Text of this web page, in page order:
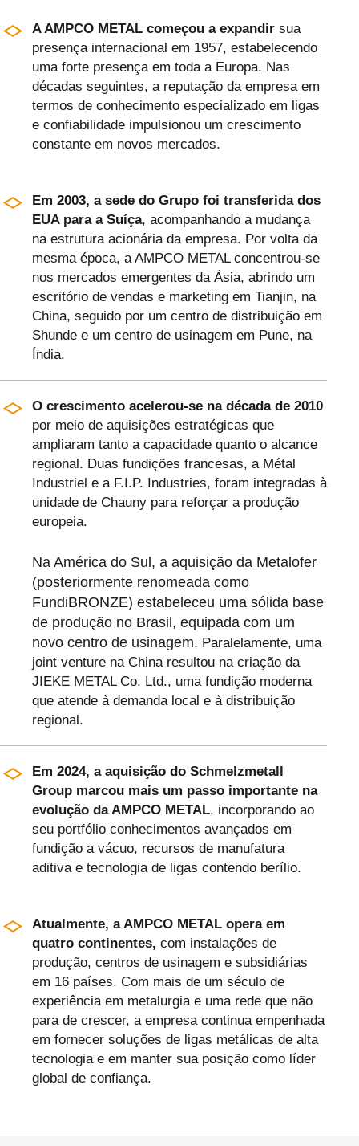
A AMPCO METAL começou a expandir sua
presença internacional em 1957, estabelecendo
uma forte presença em toda a Europa. Nas
décadas seguintes, a reputação da empresa em
termos de conhecimento especializado em ligas
e confiabilidade impulsionou um crescimento
constante em novos mercados.
Em 2003, a sede do Grupo foi transferida dos
EUA para a Suíça, acompanhando a mudança
na estrutura acionária da empresa. Por volta da
mesma época, a AMPCO METAL concentrou-se
nos mercados emergentes da Ásia, abrindo um
escritório de vendas e marketing em Tianjin, na
China, seguido por um centro de distribuição em
Shunde e um centro de usinagem em Pune, na
Índia.
O crescimento acelerou-se na década de 2010
por meio de aquisições estratégicas que
ampliaram tanto a capacidade quanto o alcance
regional. Duas fundições francesas, a Métal
Industriel e a F.I.P. Industries, foram integradas à
unidade de Chauny para reforçar a produção
europeia.
Na América do Sul, a aquisição da Metalofer
(posteriormente renomeada como
FundiBRONZE) estabeleceu uma sólida base
de produção no Brasil, equipada com um
novo centro de usinagem. Paralelamente, uma
joint venture na China resultou na criação da
JIEKE METAL Co. Ltd., uma fundição moderna
que atende à demanda local e à distribuição
regional.
Em 2024, a aquisição do Schmelzmetall
Group marcou mais um passo importante na
evolução da AMPCO METAL, incorporando ao
seu portfólio conhecimentos avançados em
fundição a vácuo, recursos de manufatura
aditiva e tecnologia de ligas contendo berílio.
Atualmente, a AMPCO METAL opera em
quatro continentes, com instalações de
produção, centros de usinagem e subsidiárias
em 16 países. Com mais de um século de
experiência em metalurgia e uma rede que não
para de crescer, a empresa continua empenhada
em fornecer soluções de ligas metálicas de alta
tecnologia e em manter sua posição como líder
global de confiança.